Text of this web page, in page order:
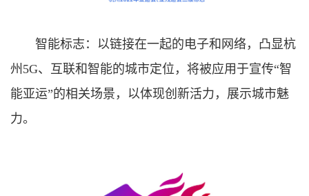
智能标志：以链接在一起的电子和网络，凸显杭
州5G、互联和智能的城市定位，将被应用于宣传“智
能亚运”的相关场景，以体现创新活力，展示城市魅
力。